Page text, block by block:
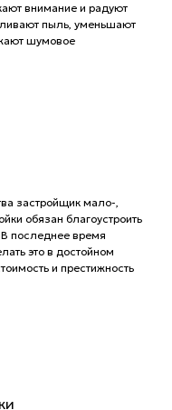
внимание и радуют
пыль, уменьшают
шумовое
застройщик мало-,
обязан благоустроить
последнее время
это в достойном
и престижность